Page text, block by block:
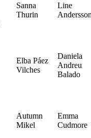
Sanna
Thurin
Line
Elba Páez
Vilches
Daniela
Andreu
Balado
Autumn
Mikel
Emma
Cudmore